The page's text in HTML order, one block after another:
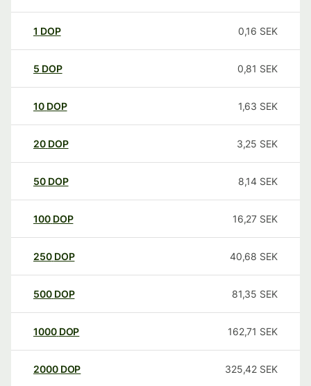
1 DOP 0,16 SEK
5 DOP 0,81 SEK
10 DOP 1,63 SEK
20 DOP 3,25 SEK
50 DOP 8,14 SEK
100 DOP 16,27 SEK
250 DOP 40,68 SEK
500 DOP 81,35 SEK
1000 DOP 162,71 SEK
2000 DOP 325,42 SEK